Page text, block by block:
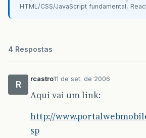
HTML/CSS/JavaScript fundamental,
4 Respostas
R
rcastro11 de set. de 2006
Aqui vai um link:
http://
sp